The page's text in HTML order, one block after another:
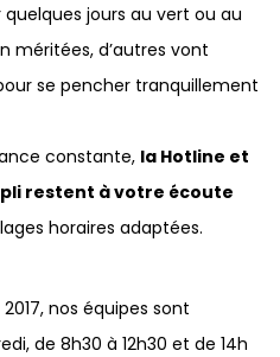
jours au vert ou au
méritées, d’autres vont
se pencher tranquillement
constante, la Hotline et
restent à votre écoute
horaires adaptées.
nos équipes sont
de 8h30 à 12h30 et de 14h